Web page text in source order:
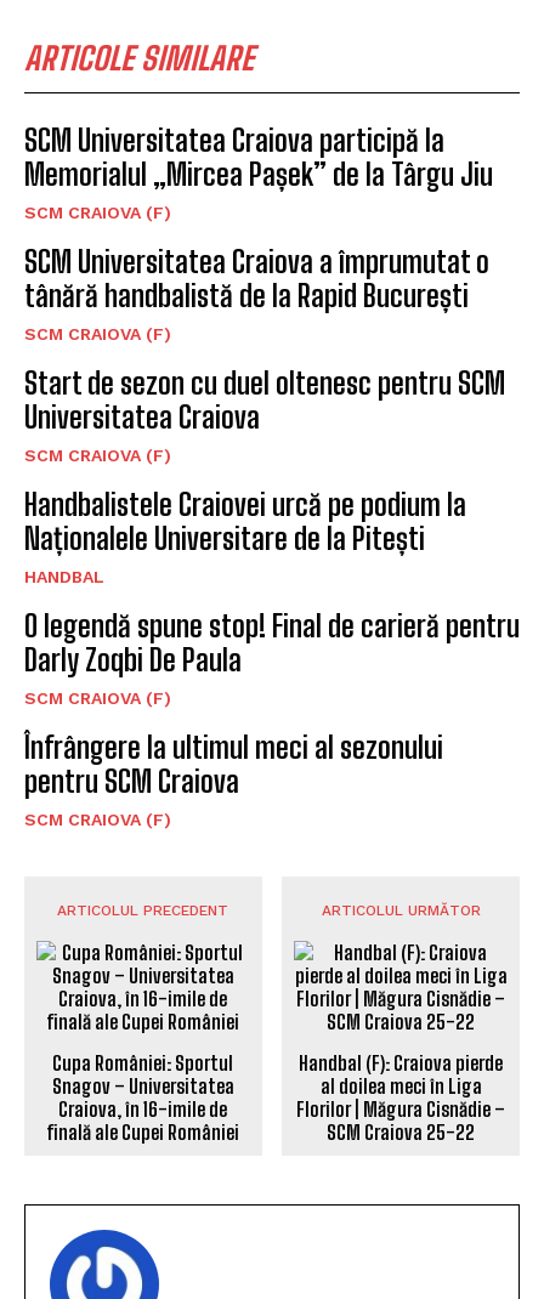
ARTICOLE SIMILARE
SCM Universitatea Craiova participă la
Memorialul „Mircea Pașek” de la Târgu Jiu
SCM CRAIOVA (F)
SCM Universitatea Craiova a împrumutat o
tânără handbalistă de la Rapid București
SCM CRAIOVA (F)
Start de sezon cu duel oltenesc pentru SCM
Universitatea Craiova
SCM CRAIOVA (F)
Handbalistele Craiovei urcă pe podium la
Naționalele Universitare de la Pitești
HANDBAL
O legendă spune stop! Final de carieră pentru
Darly Zoqbi De Paula
SCM CRAIOVA (F)
Înfrângere la ultimul meci al sezonului
pentru SCM Craiova
SCM CRAIOVA (F)
ARTICOLUL PRECEDENT
Cupa României: Sportul
Snagov – Universitatea
Craiova, în 16-imile de
finală ale Cupei României
ARTICOLUL URMĂTOR
Handbal (F): Craiova pierde
al doilea meci în Liga
Florilor | Măgura Cisnădie –
SCM Craiova 25-22